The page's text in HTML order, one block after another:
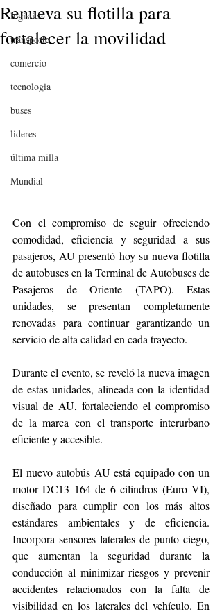
logistica
transporte
comercio
tecnologia
buses
lideres
última milla
Mundial
Renueva su flotilla para
fortalecer la movilidad
Con el compromiso de seguir ofreciendo
comodidad, eficiencia y seguridad a sus
pasajeros, AU presentó hoy su nueva flotilla
de autobuses en la Terminal de Autobuses de
Pasajeros de Oriente (TAPO). Estas
unidades, se presentan completamente
renovadas para continuar garantizando un
servicio de alta calidad en cada trayecto.
Durante el evento, se reveló la nueva imagen
de estas unidades, alineada con la identidad
visual de AU, fortaleciendo el compromiso
de la marca con el transporte interurbano
eficiente y accesible.
El nuevo autobús AU está equipado con un
motor DC13 164 de 6 cilindros (Euro VI),
diseñado para cumplir con los más altos
estándares ambientales y de eficiencia.
Incorpora sensores laterales de punto ciego,
que aumentan la seguridad durante la
conducción al minimizar riesgos y prevenir
accidentes relacionados con la falta de
visibilidad en los laterales del vehículo. En